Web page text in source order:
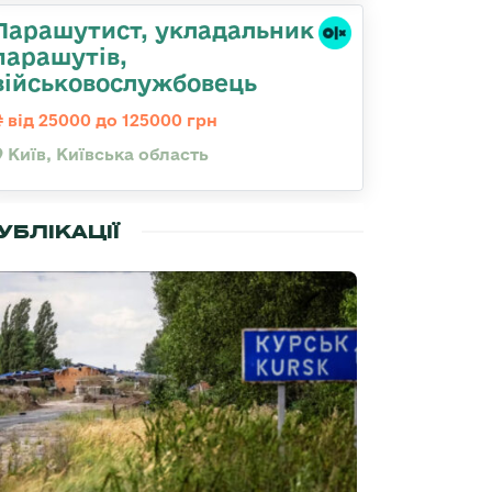
укладальник
від 25000 до 125000 грн
Київ, Київська область